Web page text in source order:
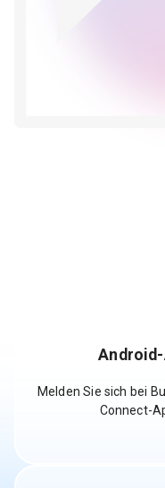
Melden Sie sich bei
Connect-